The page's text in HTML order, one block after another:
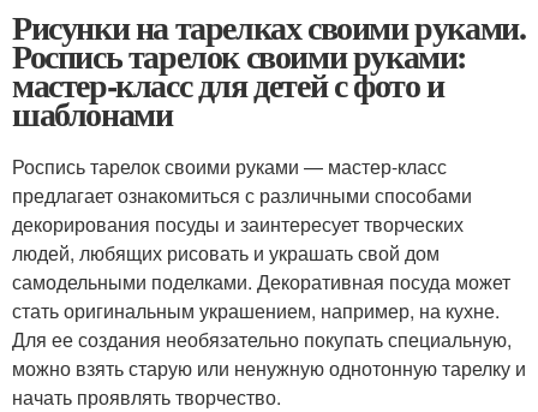
Рисунки на тарелках своими руками.
Роспись тарелок своими руками:
мастер-класс для детей с фото и
шаблонами
Роспись тарелок своими руками — мастер-класс
предлагает ознакомиться с различными способами
декорирования посуды и заинтересует творческих
людей, любящих рисовать и украшать свой дом
самодельными поделками. Декоративная посуда может
стать оригинальным украшением, например, на кухне.
Для ее создания необязательно покупать специальную,
можно взять старую или ненужную однотонную тарелку и
начать проявлять творчество.